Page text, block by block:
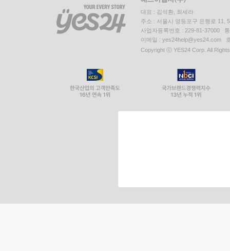
대표 : 김석환, 최세라
주소 : 서울시 영등포구 은행로 11,
사업자등록번호 : 229-81-37000
이메일 : yes24help@yes24.com
Copyright ⓒ YES24 Corp. All